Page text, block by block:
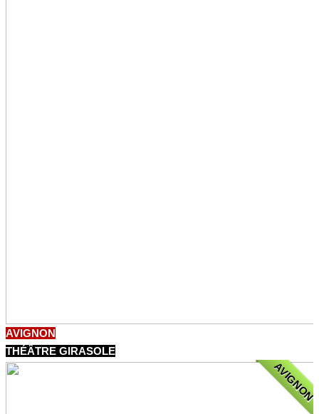
AVIGNON
THÉÂTRE GIRASOLE
AVIGNON